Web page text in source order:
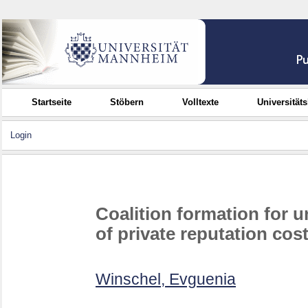
Startseite Stöbern Volltexte
Login
Coalition formation for
of private reputation
Winschel, Evguenia